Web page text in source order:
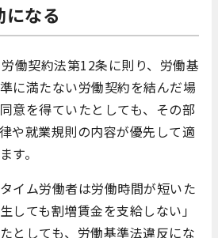
なる
働契約法第12条に則り、労働基
に満たない労働契約を結んだ場
意を得ていたとしても、その部
や就業規則の内容が優先して適
す。
イム労働者は労働時間が短いた
しても割増賃金を支給しない」
としても、労働基準法違反にな